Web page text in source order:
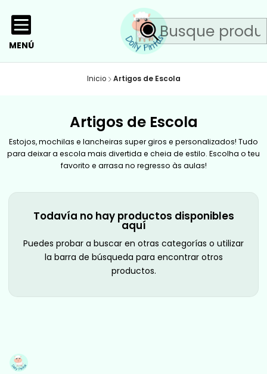
MENÚ
Inicio Artigos de Escola
Artigos de Escola
Estojos, mochilas e lancheiras super giros e personalizados! Tudo
para deixar a escola mais divertida e cheia de estilo. Escolha o teu
favorito e arrasa no regresso às aulas!
Todavía no hay productos disponibles
aquí
Puedes probar a buscar en otras categorías o utilizar
la barra de búsqueda para encontrar otros
productos.